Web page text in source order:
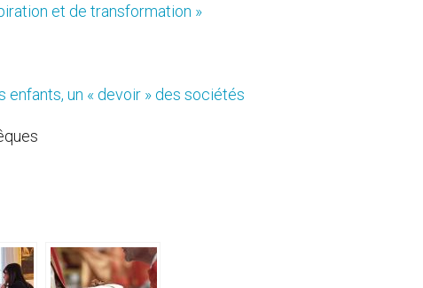
et de transformation »
enfants, un « devoir » des sociétés